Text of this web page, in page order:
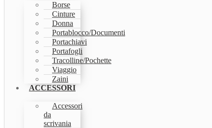
Borse
Cinture
Donna
Portablocco/Documenti
Portachiavi
Portafogli
Tracolline/Pochette
Viaggio
Zaini
ACCESSORI
Accessori
da
scrivania